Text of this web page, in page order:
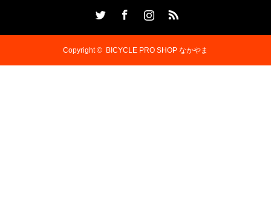
Copyright © BICYCLE PRO SHOP なかやま